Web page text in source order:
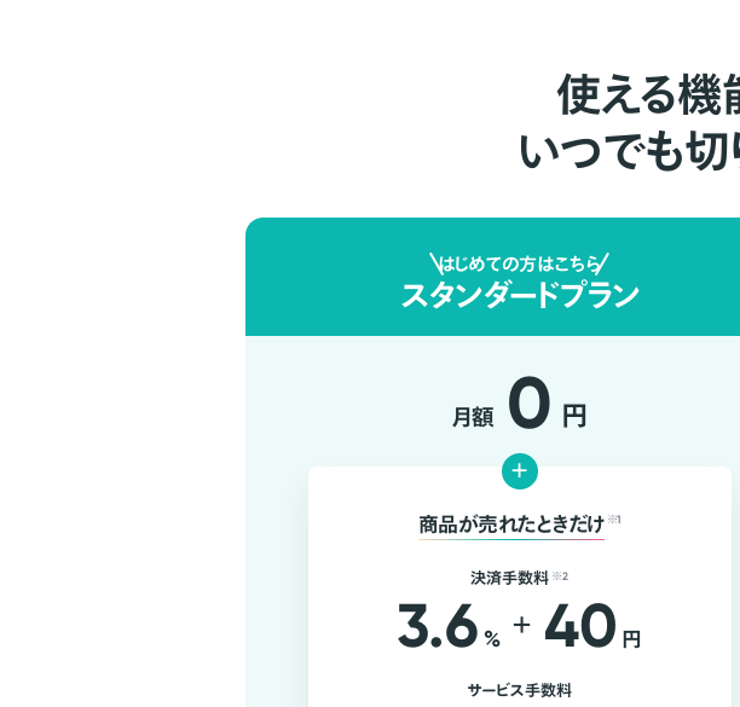
使える機
いつでも切
はじめての方はこちら
スタンダードプラン
月額 0 円
+
商品が売れたときだけ ※1
決済手数料 ※2
3.6 % + 40 円
サービス手数料